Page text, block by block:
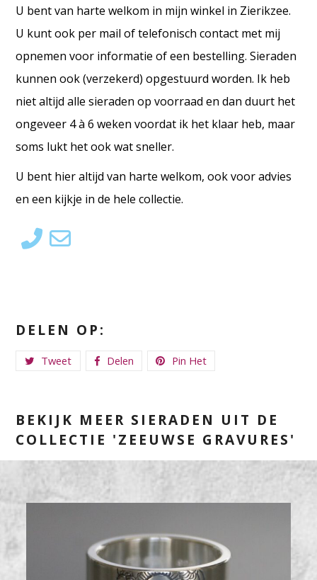
U bent van harte welkom in mijn winkel in Zierikzee.
U kunt ook per mail of telefonisch contact met mij
opnemen voor informatie of een bestelling. Sieraden
kunnen ook (verzekerd) opgestuurd worden. Ik heb
niet altijd alle sieraden op voorraad en dan duurt het
ongeveer 4 à 6 weken voordat ik het klaar heb, maar
soms lukt het ook wat sneller.
U bent hier altijd van harte welkom, ook voor advies
en een kijkje in de hele collectie.
DELEN OP:
Tweet Delen Pin Het
BEKIJK MEER SIERADEN UIT DE
COLLECTIE 'ZEEUWSE GRAVURES'